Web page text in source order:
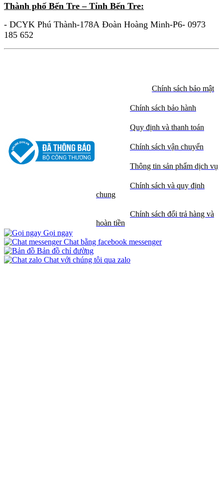
Thành phố Bến Tre – Tỉnh Bến Tre:
- DCYK Phú Thành-178A Đoàn Hoàng Minh-P6- 0973
185 652
Chính sách bảo mật
Chính sách bảo hành
Quy định và thanh toán
Chính sách vận chuyển
Thông tin sản phẩm dịch vụ
Chính sách và quy định
chung
Chính sách đổi trả hàng và
hoàn tiền
Gọi ngay
Chat bằng facebook messenger
Bản đồ chỉ đường
Chat với chúng tôi qua zalo